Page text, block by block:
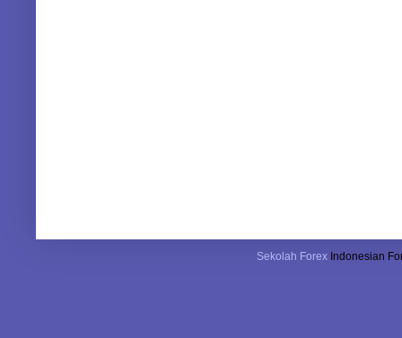
Sekolah ForexIndonesian